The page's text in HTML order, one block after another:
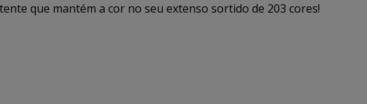
que mantém a cor no seu extenso sortido de 203 cores!